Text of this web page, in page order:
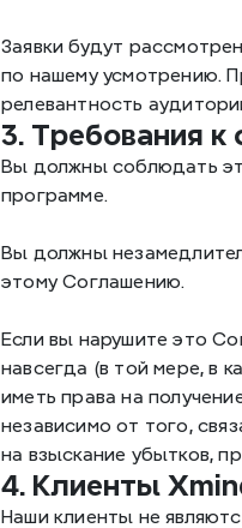
Заявки будут
по нашему усмотрению.
релевантность
3. Требования
Вы должны соблюдать
программе.
Вы должны
этому Соглашению.
Если вы нарушите это
навсегда (в той мере, в
иметь права на
независимо от того,
на взыскание убытков,
4. Клиенты
Наши клиенты не